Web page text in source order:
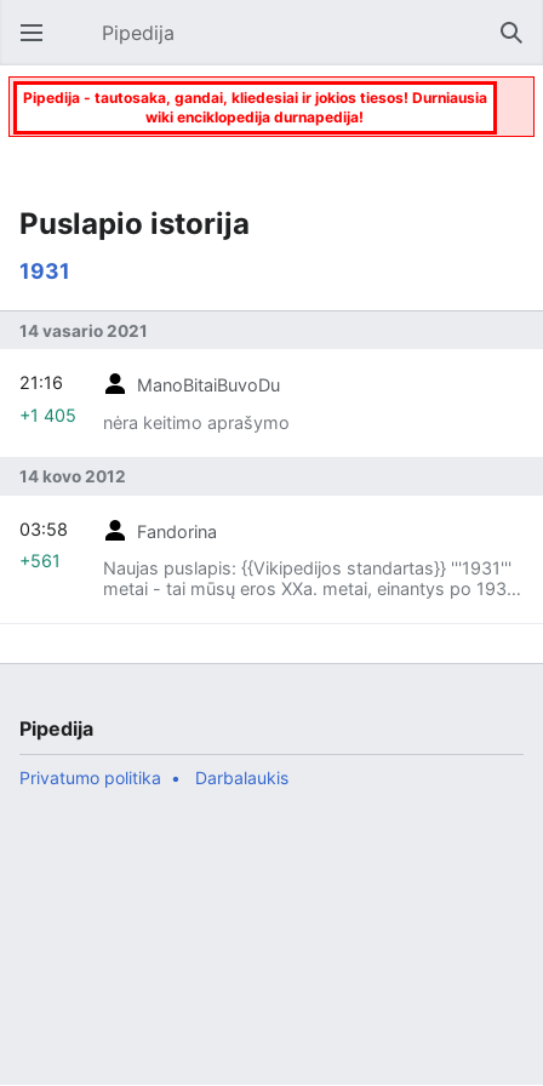
Atverti pagrindinį meniu Pipedija
Pipedija - tautosaka, gandai, kliedesiai ir jokios tiesos! Durniausia
wiki enciklopedija durnapedija!
Puslapio istorija
1931
14 vasario 2021
ManoBitaiBuvoDu
nėra keitimo aprašymo
21:16
+1 405
14 kovo 2012
Fandorina
Naujas puslapis: {{Vikipedijos standartas}} '''1931'''
metai - tai mūsų eros XXa. metai, einantys po 1930
03:58
+561
Pipedija
Privatumo politika Darbalaukis